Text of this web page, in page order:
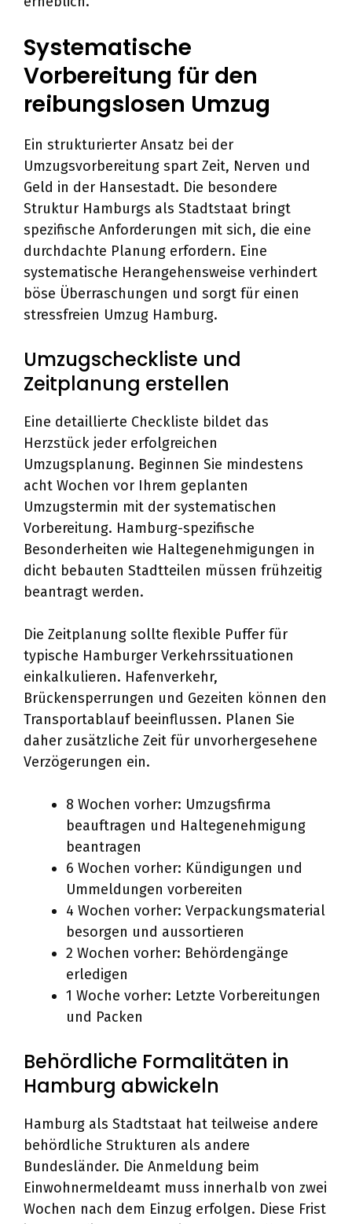
Systematische
Vorbereitung für den
reibungslosen Umzug
Ein strukturierter Ansatz bei der
Umzugsvorbereitung spart Zeit, Nerven und
Geld in der Hansestadt. Die besondere
Struktur Hamburgs als Stadtstaat bringt
spezifische Anforderungen mit sich, die eine
durchdachte Planung erfordern. Eine
systematische Herangehensweise verhindert
böse Überraschungen und sorgt für einen
stressfreien Umzug Hamburg.
Umzugscheckliste und
Zeitplanung erstellen
Eine detaillierte Checkliste bildet das
Herzstück jeder erfolgreichen
Umzugsplanung. Beginnen Sie mindestens
acht Wochen vor Ihrem geplanten
Umzugstermin mit der systematischen
Vorbereitung. Hamburg-spezifische
Besonderheiten wie Haltegenehmigungen in
dicht bebauten Stadtteilen müssen frühzeitig
beantragt werden.
Die Zeitplanung sollte flexible Puffer für
typische Hamburger Verkehrssituationen
einkalkulieren. Hafenverkehr,
Brückensperrungen und Gezeiten können den
Transportablauf beeinflussen. Planen Sie
daher zusätzliche Zeit für unvorhergesehene
Verzögerungen ein.
8 Wochen vorher: Umzugsfirma
beauftragen und Haltegenehmigung
beantragen
6 Wochen vorher: Kündigungen und
Ummeldungen vorbereiten
4 Wochen vorher: Verpackungsmaterial
besorgen und aussortieren
2 Wochen vorher: Behördengänge
erledigen
1 Woche vorher: Letzte Vorbereitungen
und Packen
Behördliche Formalitäten in
Hamburg abwickeln
Hamburg als Stadtstaat hat teilweise andere
behördliche Strukturen als andere
Bundesländer. Die Anmeldung beim
Einwohnermeldeamt muss innerhalb von zwei
Wochen nach dem Einzug erfolgen. Diese Frist